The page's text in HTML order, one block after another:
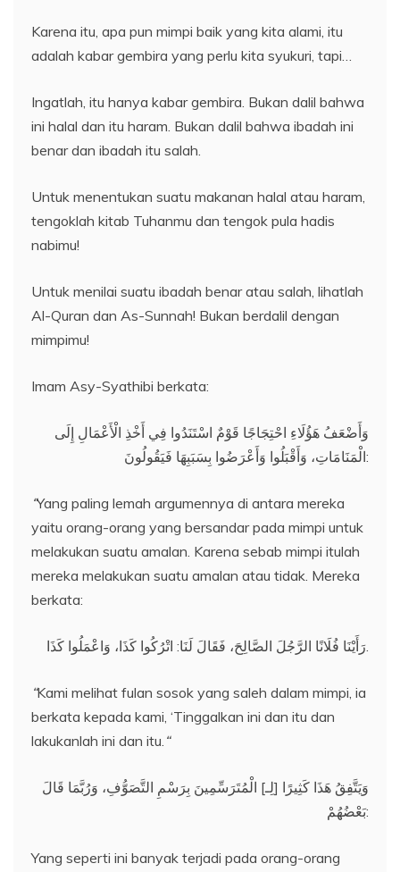
Karena itu, apa pun mimpi baik yang kita alami, itu
adalah kabar gembira yang perlu kita syukuri, tapi…
Ingatlah, itu hanya kabar gembira. Bukan dalil bahwa
ini halal dan itu haram. Bukan dalil bahwa ibadah ini
benar dan ibadah itu salah.
Untuk menentukan suatu makanan halal atau haram,
tengoklah kitab Tuhanmu dan tengok pula hadis
nabimu!
Untuk menilai suatu ibadah benar atau salah, lihatlah
Al-Quran dan As-Sunnah! Bukan berdalil dengan
mimpimu!
Imam Asy-Syathibi berkata:
وَأَضْعَفُ هَؤُلَاءِ احْتِجَاجًا قَوْمٌ اسْتَنَدُوا فِي أَخْذِ الْأَعْمَالِ إِلَى
الْمَنَامَاتِ، وَأَقْبَلُوا وَأَعْرَضُوا بِسَبَبِهَا فَيَقُولُونَ:
“Yang paling lemah argumennya di antara mereka
yaitu orang-orang yang bersandar pada mimpi untuk
melakukan suatu amalan. Karena sebab mimpi itulah
mereka melakukan suatu amalan atau tidak. Mereka
berkata:
رَأَيْنَا فُلَانًا الرَّجُلَ الصَّالِحَ، فَقَالَ لَنَا: اتْرُكُوا كَذَا، وَاعْمَلُوا كَذَا.
“Kami melihat fulan sosok yang saleh dalam mimpi, ia
berkata kepada kami, ‘Tinggalkan ini dan itu dan
lakukanlah ini dan itu. “
وَيَتَّفِقُ هَذَا كَثِيرًا [لِـ] الْمُتَرَسِّمِينَ بِرَسْمِ التَّصَوُّفِ، وَرُبَّمَا قَالَ
بَعْضُهُمْ:
Yang seperti ini banyak terjadi pada orang-orang